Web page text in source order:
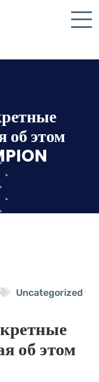
об этом
Uncategorized
об этом